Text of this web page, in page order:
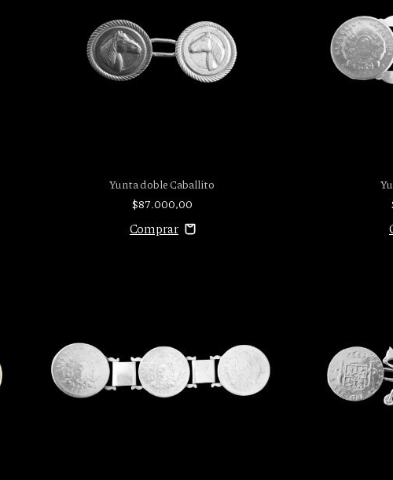
Yunta doble Caballito
$87.000,00